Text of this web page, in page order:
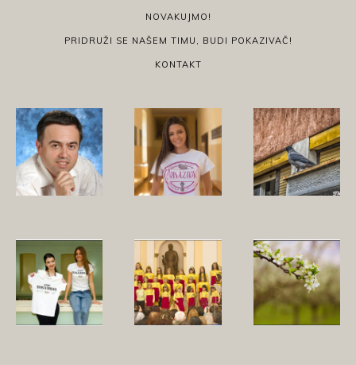
NOVAKUJMO!
PRIDRUŽI SE NAŠEM TIMU, BUDI POKAZIVAČ!
KONTAKT